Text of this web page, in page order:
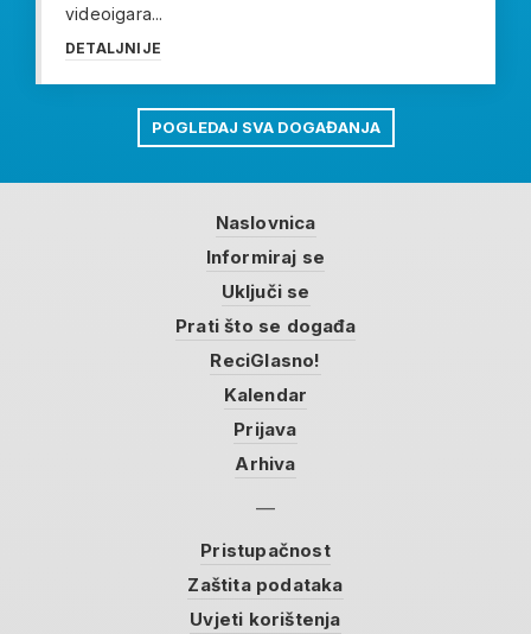
videoigara...
DETALJNIJE
POGLEDAJ SVA DOGAĐANJA
Naslovnica
Informiraj se
Uključi se
Prati što se događa
ReciGlasno!
Kalendar
Prijava
Arhiva
Pristupačnost
Zaštita podataka
Uvjeti korištenja